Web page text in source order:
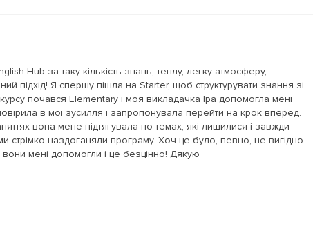
Hub за таку кількість знань, теплу, легку атмосферу,
підхід! Я спершу пішла на Starter, щоб структурувати знання зі
почався Elementary і моя викладачка Іра допомогла мені
в мої зусилля і запропонувала перейти на крок вперед.
вона мене підтягувала по темах, які лишилися і завжди
стрімко наздоганяли програму. Хоч це було, певно, не вигідно
мені допомогли і це безцінно! Дякую